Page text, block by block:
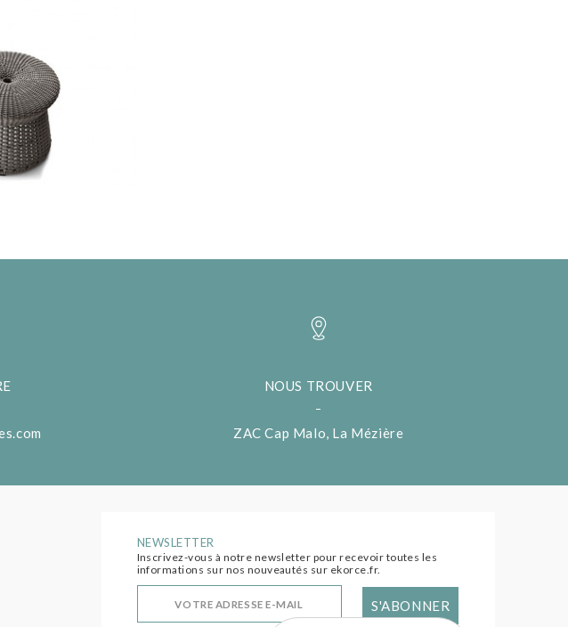
NOUS TROUVER
ZAC Cap Malo, La Mézière
NEWSLETTER
Inscrivez-vous à notre newsletter pour recevoir toutes les
informations sur nos nouveautés sur ekorce.fr.
S'ABONNER